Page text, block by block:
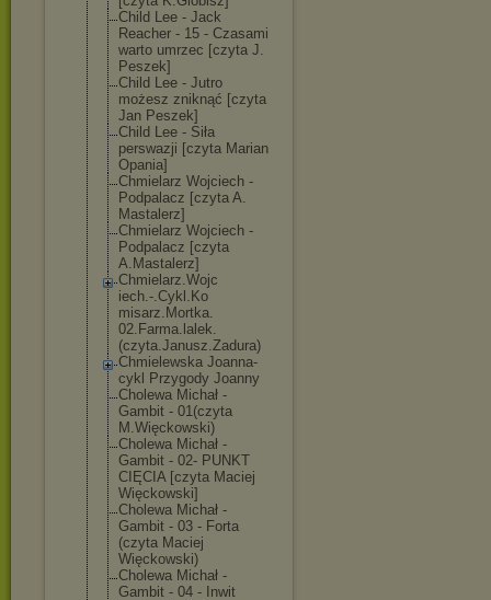
Child Lee - Jack
Reacher - 15 - Czasami
warto umrzec [czyta J.
Peszek]
Child Lee - Jutro
możesz zniknąć [czyta
Jan Peszek]
Child Lee - Siła
perswazji [czyta Marian
Opania]
Chmielarz Wojciech -
Podpalacz [czyta A.
Mastalerz]
Chmielarz Wojciech -
Podpalacz [czyta
A.Mastalerz]
Chmielarz.Wojc
iech.-.Cykl.Ko
misarz.Mortka.
02.Farma.lalek.
(czyta.Janusz.Zadura)
Chmielewska Joanna-
cykl Przygody Joanny
Cholewa Michał -
Gambit - 01(czyta
M.Więckowski)
Cholewa Michał -
Gambit - 02- PUNKT
CIĘCIA [czyta Maciej
Więckowski]
Cholewa Michał -
Gambit - 03 - Forta
(czyta Maciej
Więckowski)
Cholewa Michał -
Gambit - 04 - Inwit